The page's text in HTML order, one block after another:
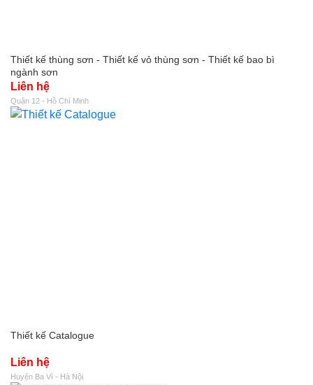
Thiết kế thùng sơn - Thiết kế vỏ thùng sơn - Thiết kế bao bì
ngành sơn
Liên hệ
Quận 12 - Hồ Chí Minh
Thiết kế Catalogue
Liên hệ
Huyện Ba Vì - Hà Nội